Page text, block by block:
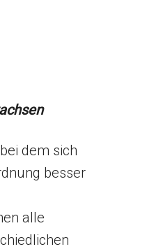
dem sich
besser
alle